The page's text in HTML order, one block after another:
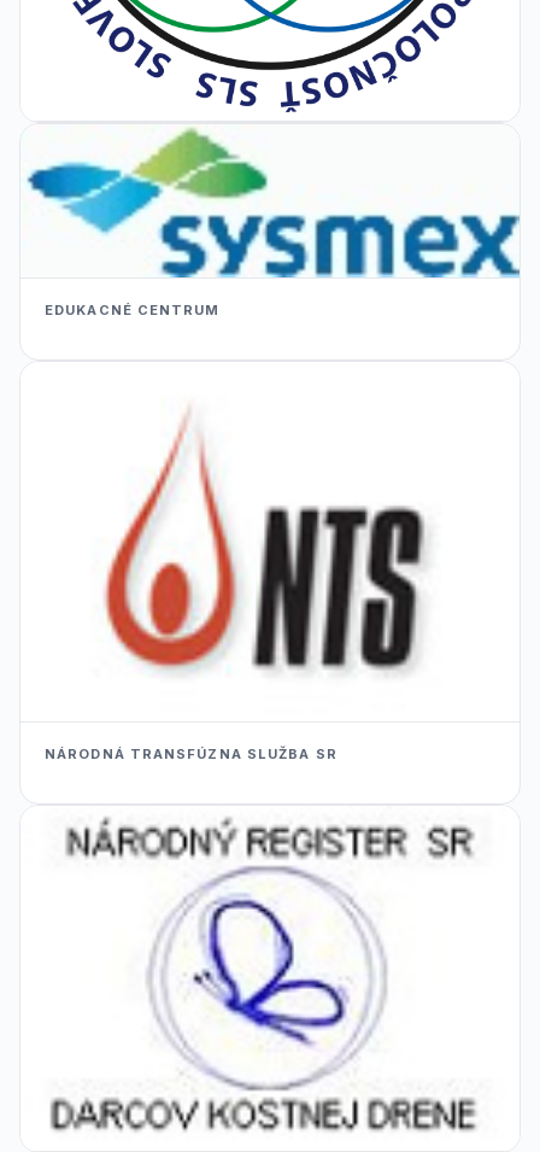
EDUKACNÉ CENTRUM
NÁRODNÁ TRANSFÚZNA SLUŽBA SR